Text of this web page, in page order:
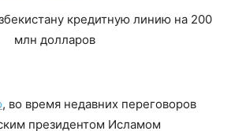
, во время недавних переговоров
президентом Исламом